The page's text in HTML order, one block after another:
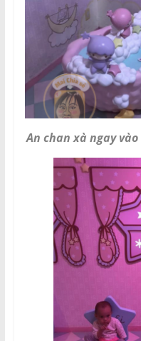
An chan xà ngay